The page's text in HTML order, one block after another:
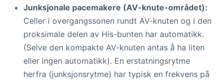
Junksjonale pacemakere (AV-knute-området):
Celler i overgangssonen rundt AV-knuten og i den
proksimale delen av His-bunten har automatikk.
(Selve den kompakte AV-knuten antas å ha liten
eller ingen automatikk). En erstatningsrytme
herfra (junksjonsrytme) har typisk en frekvens på